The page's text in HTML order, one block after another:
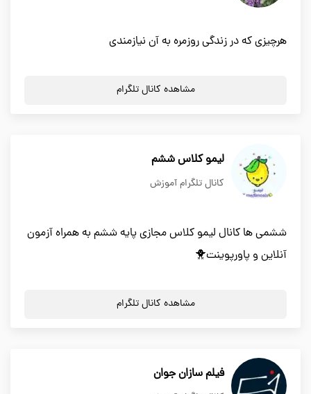
هرچیزی که در زندگی روزمره به آن نیازمندی
مشاهده کانال تلگرام
لیمو کلاس ششم
کانال تلگرام آموزش
ششمی ها کانال لیمو کلاس مجازی پایه ششم به همراه آزمون
آنلاین و پاورپوینت🐥
مشاهده کانال تلگرام
فیلم سازان جوان